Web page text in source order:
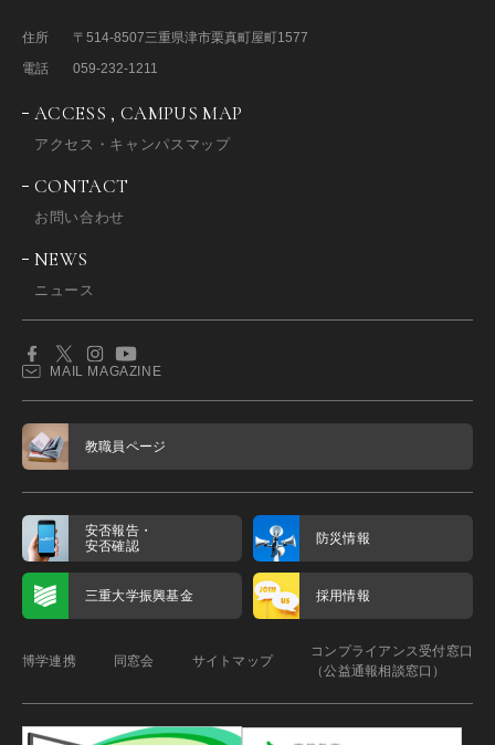
住所 〒514-8507三重県津市栗真町屋町1577
電話
059-232-1211
ACCESS , CAMPUS MAP
アクセス・キャンパスマップ
CONTACT
お問い合わせ
NEWS
ニュース
MAIL MAGAZINE
教職員ページ
安否報告・
安否確認
防災情報
三重大学振興基金 採用情報
博学連携 同窓会 サイトマップ
コンプライアンス受付窓口
（公益通報相談窓口）